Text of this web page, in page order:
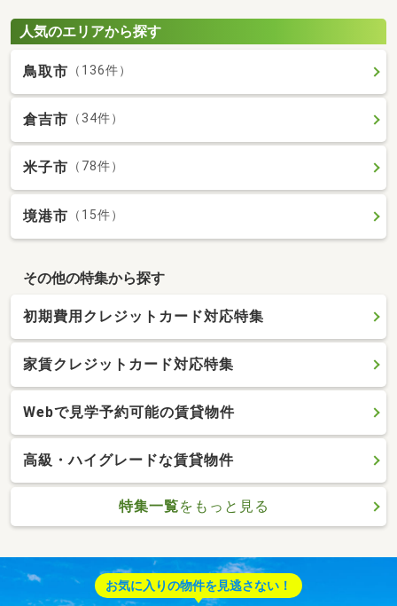
人気のエリアから探す
鳥取市 （136件）
倉吉市 （34件）
米子市 （78件）
境港市 （15件）
その他の特集から探す
初期費用クレジットカード対応特集
家賃クレジットカード対応特集
Webで見学予約可能の賃貸物件
高級・ハイグレードな賃貸物件
特集一覧をもっと見る
お気に入りの物件を見逃さない！